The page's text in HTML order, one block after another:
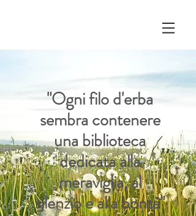
"Ogni filo d'erba
sembra contenere
una biblioteca
dedicata alla
meraviglia, al
silenzio e alla bontà"